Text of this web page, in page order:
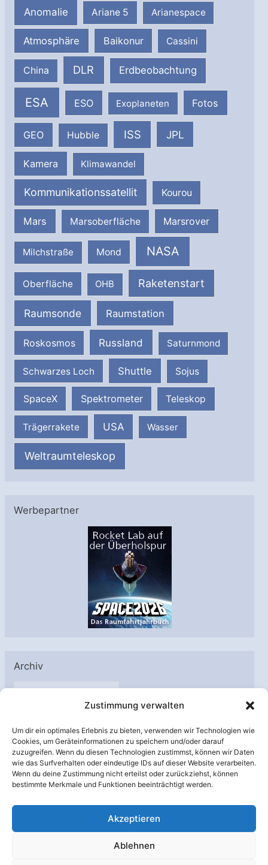
Zustimmung verwalten
Um dir ein optimales Erlebnis zu bieten, verwenden wir Technologien wie
Cookies, um Geräteinformationen zu speichern und/oder darauf
zuzugreifen. Wenn du diesen Technologien zustimmst, können wir Daten
wie das Surfverhalten oder eindeutige IDs auf dieser Website verarbeiten.
Wenn du deine Zustimmung nicht erteilst oder zurückziehst, können
bestimmte Merkmale und Funktionen beeinträchtigt werden.
Akzeptieren
Ablehnen
Anomalie Ariane 5 Arianespace
Atmosphäre Baikonur Cassini
China DLR Erdbeobachtung
ESA ESO Exoplaneten Fotos
GEO Hubble ISS JPL
Kamera Klimawandel
Kommunikationssatellit Kourou
Mars Marsoberfläche Marsrover
Milchstraße Mond NASA
Oberfläche OHB Raketenstart
Raumsonde Raumstation
Roskosmos Russland Saturnmond
Schwarzes Loch Shuttle Sojus
SpaceX Spektrometer Teleskop
Trägerrakete USA Wasser
Weltraumteleskop
Werbepartner
Archiv
A
h
i
v
Unterstützt von: